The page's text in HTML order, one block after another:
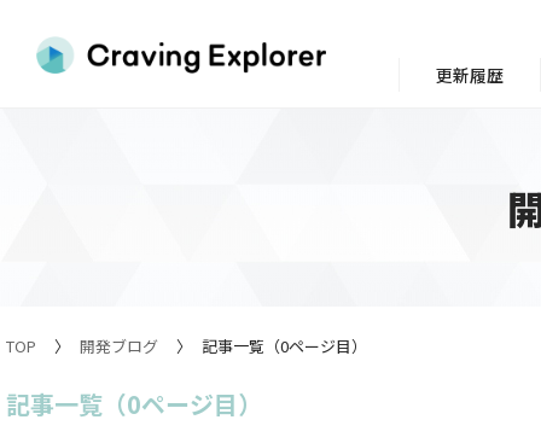
TOP 開発ブログ 記事一覧（0ページ目）
記事一覧（0ページ目）
更新履歴